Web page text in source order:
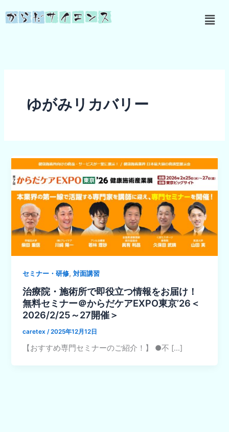
容
メ
ニ
ゆがみリカバリー
セミナー・研修,対面講習
治療院・施術所で即役立つ情報をお届け！
無料セミナー＠からだケアEXPO東京’26＜
2026/2/25～27開催＞
caretex /2025年12月12日
【おすすめ専門セミナーのご紹介！】 ●不 […]